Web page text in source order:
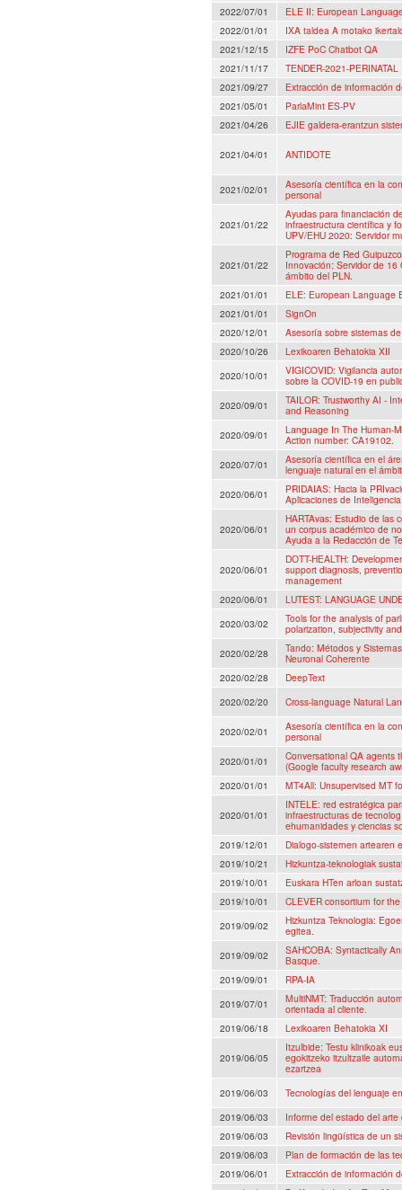
2022/07/01
ELE II: European
2022/01/01
IXA taldea A motako
2021/12/15
IZFE PoC Chatbot QA
2021/11/17
TENDER-2021-PERINATAL
2021/09/27
Extracción de información
2021/05/01
ParlaMint ES-PV
2021/04/26
EJIE galdera-erantzun
2021/04/01 ANTIDOTE
2021/02/01
Asesoría científica en la
personal
2021/01/22
Ayudas para financiación
infraestructura científica y
UPV/EHU 2020: Servidor
2021/01/22
Programa de Red
Innovación: Servidor de
ámbito del PLN.
2021/01/01
ELE: European Language
2021/01/01
SignOn
2020/12/01
Asesoría sobre sistemas
2020/10/26
Lexikoaren Behatokia XII
2020/10/01
VIGICOVID: Vigilancia
sobre la COVID-19 en
2020/09/01
TAILOR: Trustworthy AI -
and Reasoning
2020/09/01
Language In The Human-
Action number: CA19102.
2020/07/01
Asesoría científica en el
lenguaje natural en el
2020/06/01
PRIDAIAS: Hacia la
Aplicaciones de
2020/06/01
HARTAvas: Estudio de las
un corpus académico de
Ayuda a la Redacción de
2020/06/01
DOTT-HEALTH:
support diagnosis,
management
2020/06/01
LUTEST: LANGUAGE
2020/03/02
Tools for the analysis of
polarization, subjectivity
2020/02/28
Tando: Métodos y
Neuronal Coherente
2020/02/28
DeepText
2020/02/20
Cross-language Natural
2020/02/01
Asesoría científica en la
personal
2020/01/01
Conversational QA agents
(Google faculty research
2020/01/01
MT4All: Unsupervised MT
2020/01/01
INTELE: red estratégica
infraestructuras de
ehumanidades y ciencias
2019/12/01
Dialogo-sistemen artearen
2019/10/21
Hizkuntza-teknologiak
2019/10/01
Euskara HTen arloan
2019/10/01
CLEVER consortium for
2019/09/02
Hizkuntza Teknologia:
egitea.
2019/09/02
SAHCOBA: Syntactically
Basque.
2019/09/01
RPA-IA
2019/07/01
MultiNMT: Traducción
orientada al cliente.
2019/06/18
Lexikoaren Behatokia XI
2019/06/05
Itzulbide: Testu klinikoak
egokitzeko itzultzaile
ezartzea
2019/06/03
Tecnologías del lenguaje
2019/06/03
Informe del estado del
2019/06/03
Revisión lingüística de un
2019/06/03
Plan de formación de las
2019/06/01
Extracción de información